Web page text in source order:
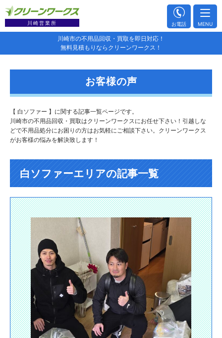
川崎市の不用品回収・買取を即日対応！
無料見積もりならクリーンワークス！
川崎営業所 お電話 MENU
お客様の声
【 白ソファー 】に関する記事一覧ページです。
川崎市の不用品回収・買取はクリーンワークスにお任せ下さい！引越しな
どで不用品処分にお困りの方はお気軽にご相談下さい。クリーンワークス
がお客様の悩みを解決致します！
白ソファーエリアの記事一覧